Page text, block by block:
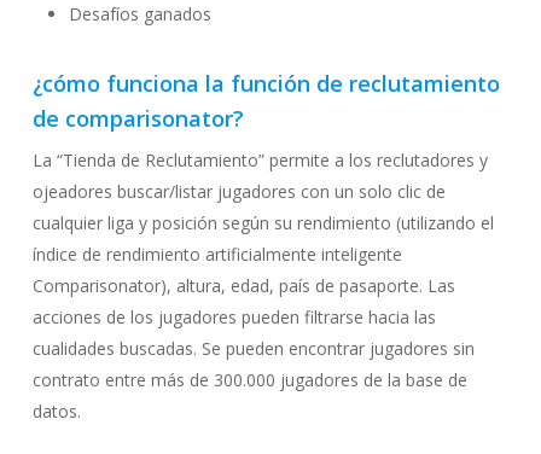
Desafíos ganados
¿cómo funciona la función de reclutamiento
de comparisonator?
La “Tienda de Reclutamiento” permite a los reclutadores y
ojeadores buscar/listar jugadores con un solo clic de
cualquier liga y posición según su rendimiento (utilizando el
índice de rendimiento artificialmente inteligente
Comparisonator), altura, edad, país de pasaporte. Las
acciones de los jugadores pueden filtrarse hacia las
cualidades buscadas. Se pueden encontrar jugadores sin
contrato entre más de 300.000 jugadores de la base de
datos.